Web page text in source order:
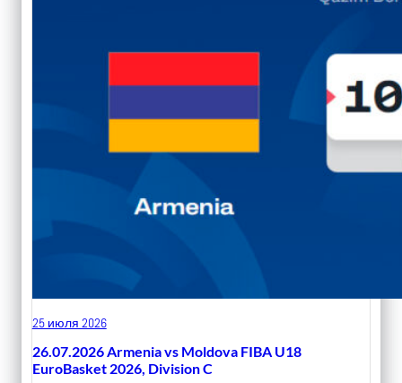
25 июля 2026
26.07.2026 Armenia vs Moldova FIBA U18
EuroBasket 2026, Division C